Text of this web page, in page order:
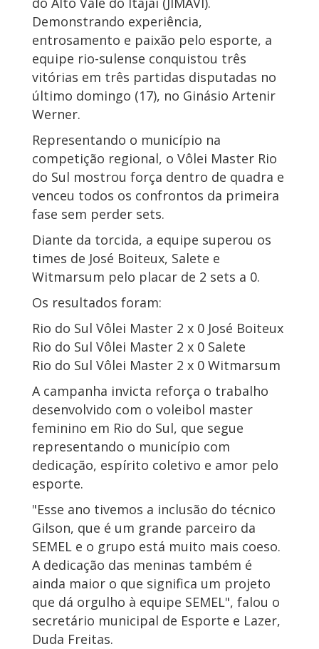
Demonstrando experiência,
entrosamento e paixão pelo esporte, a
equipe rio-sulense conquistou três
vitórias em três partidas disputadas no
último domingo (17), no Ginásio Artenir
Werner.
Representando o município na
competição regional, o Vôlei Master Rio
do Sul mostrou força dentro de quadra e
venceu todos os confrontos da primeira
fase sem perder sets.
Diante da torcida, a equipe superou os
times de José Boiteux, Salete e
Witmarsum pelo placar de 2 sets a 0.
Os resultados foram:
Rio do Sul Vôlei Master 2 x 0 José Boiteux
Rio do Sul Vôlei Master 2 x 0 Salete
Rio do Sul Vôlei Master 2 x 0 Witmarsum
A campanha invicta reforça o trabalho
desenvolvido com o voleibol master
feminino em Rio do Sul, que segue
representando o município com
dedicação, espírito coletivo e amor pelo
esporte.
"Esse ano tivemos a inclusão do técnico
Gilson, que é um grande parceiro da
SEMEL e o grupo está muito mais coeso.
A dedicação das meninas também é
ainda maior o que significa um projeto
que dá orgulho à equipe SEMEL", falou o
secretário municipal de Esporte e Lazer,
Duda Freitas.